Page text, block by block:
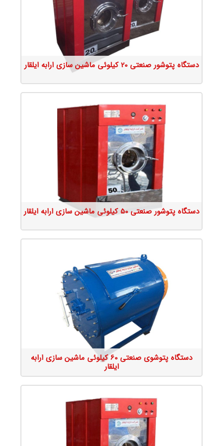
دستگاه پتوشور صنعتی 20 کیلوئی ماشین سازی ارابه ایلقار
جزئیات محصول
دستگاه پتوشور صنعتی 50 کیلوئی ماشین سازی ارابه ایلقار
جزئیات محصول
دستگاه پتوشوی صنعتی 60 کیلوئی ماشین سازی ارابه
ایلقار